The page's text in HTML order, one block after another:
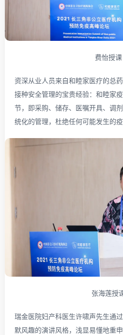
费怡授课
资深从业人员来自和睦家医疗的总
接种安全管理的宝贵经验：和睦家
节，即采购、储存、医嘱开具、调
统化的管理，杜绝任何可能发生的疫
张海莲授
瑞金医院妇产科医生许啸声先生通
默风趣的演讲风格，浅显易懂地重